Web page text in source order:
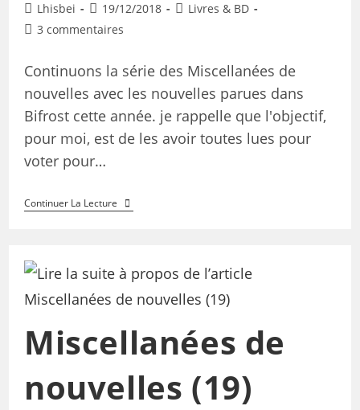
Lhisbei 19/12/2018
Livres & BD
3 commentaires
Continuons la série des Miscellanées de
nouvelles avec les nouvelles parues dans
Bifrost cette année. je rappelle que l'objectif,
pour moi, est de les avoir toutes lues pour
voter pour…
Continuer La Lecture
Miscellanées de
nouvelles (19)